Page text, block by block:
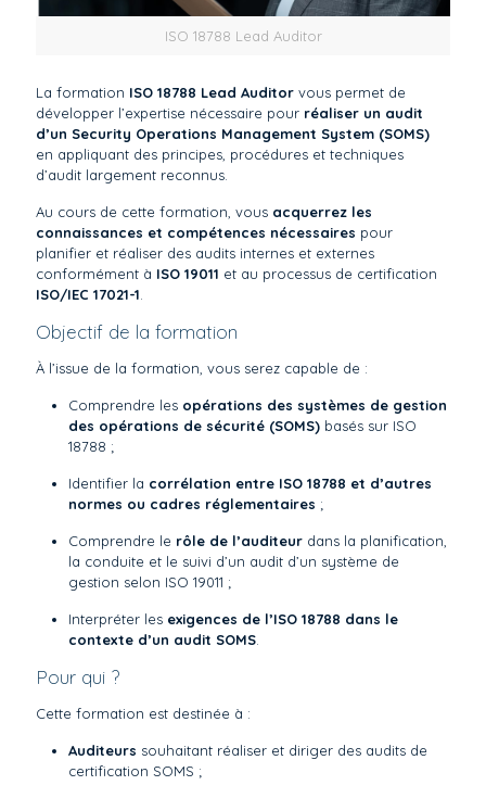
ISO 18788 Lead Auditor
La formation ISO 18788 Lead Auditor vous permet de
développer l’expertise nécessaire pour réaliser un audit
d’un Security Operations Management System (SOMS)
en appliquant des principes, procédures et techniques
d’audit largement reconnus.
Au cours de cette formation, vous acquerrez les
connaissances et compétences nécessaires pour
planifier et réaliser des audits internes et externes
conformément à ISO 19011 et au processus de certification
ISO/IEC 17021-1
Objectif de la formation
À l’issue de la formation, vous serez capable de :
Comprendre les opérations des systèmes de gestion
des opérations de sécurité (SOMS) basés sur ISO
18788 ;
Identifier la corrélation entre ISO 18788 et d’autres
normes ou cadres réglementaires ;
Comprendre le rôle de l’auditeur dans la planification,
la conduite et le suivi d’un audit d’un système de
gestion selon ISO 19011 ;
Interpréter les exigences de l’ISO 18788 dans le
contexte d’un audit SOMS
Pour qui ?
Cette formation est destinée à :
Auditeurs souhaitant réaliser et diriger des audits de
certification SOMS ;